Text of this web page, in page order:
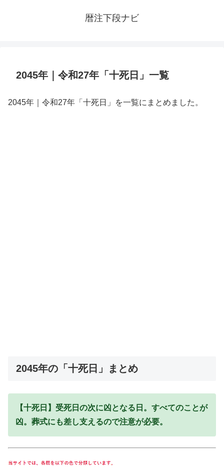
暦注下段ナビ
2045年｜令和27年「十死日」一覧
2045年｜令和27年「十死日」を一覧にまとめました。
2045年の「十死日」まとめ
【十死日】受死日の次に凶となる日。すべてのことが
凶。葬式にも差し支えるので注意が必要。